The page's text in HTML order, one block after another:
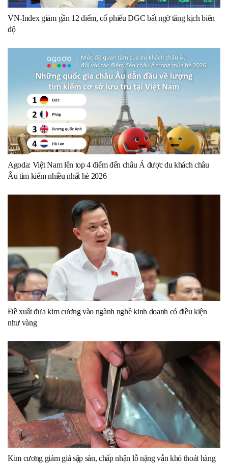
VN-Index giảm gần 12 điểm, cổ phiếu DGC bất ngờ tăng kịch biên
độ
Agoda: Việt Nam lên top 4 điểm đến châu Á được du khách châu
Âu tìm kiếm nhiều nhất hè 2026
Đề xuất đưa kim cương vào ngành nghề kinh doanh có điều kiện
như vàng
Kim cương giảm giá sập sàn, chấp nhận lỗ nặng vẫn khó thoát hàng